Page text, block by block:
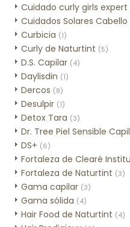
Cuidado curly girls
Cuidados Solares Cabello
Curbicia (1)
Curly de Naturtint (5)
D.S. Capilar (4)
Daylisdin (1)
Dercos (8)
Desulpir (1)
Detox Tara (3)
Dr. Tree Piel Sensible
DS+ (6)
Fortaleza de Clearé
Fortaleza de Naturtint (3)
Gama capilar (3)
Gama sólida (4)
Hair Food de Naturtint (4)